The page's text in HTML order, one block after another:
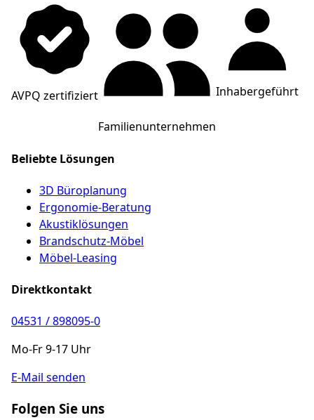
AVPQ zertifiziert
Familienunternehmen
Inhabergeführt
Beliebte Lösungen
3D Büroplanung
Ergonomie-Beratung
Akustiklösungen
Brandschutz-Möbel
Möbel-Leasing
Direktkontakt
04531 / 898095-0
Mo-Fr 9-17 Uhr
E-Mail senden
Folgen Sie uns